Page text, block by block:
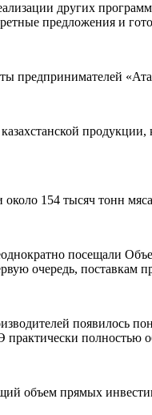
других
предложения и
предпринимателей
154 тысяч тонн
посещали
очередь,
появилось
полностью
объем прямых